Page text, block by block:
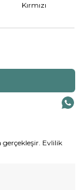
Kırmızı
gerçekleşir. Evlilik